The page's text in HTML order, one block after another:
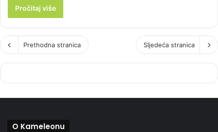
Pročitaj više
Prethodna stranica Sljedeća stranica
O Kameleonu